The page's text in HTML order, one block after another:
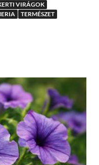
VIRÁGOK
TERMÉSZET